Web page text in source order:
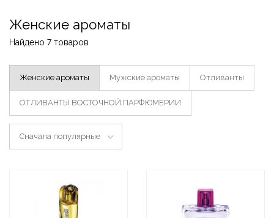
Женские ароматы
Найдено 7 товаров
Женские ароматы Мужские ароматы Отливанты
ОТЛИВАНТЫ ВОСТОЧНОЙ ПАРФЮМЕРИИ
Сначала популярные